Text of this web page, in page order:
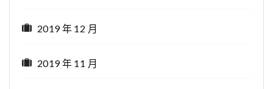
2019 年 12 月
2019 年 11 月